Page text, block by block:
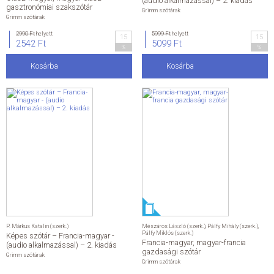
gasztronómiai szakszótár
Grimm szótárak
2990 Fthelyett
2542 Ft
15
Kosárba
Grimm szótárak
5999 Fthelyett
5099 Ft
15
Kosárba
P. Márkus Katalin (szerk.)
Képes szótár – Francia-magyar -
(audio alkalmazással) – 2. kiadás
Grimm szótárak
Mészáros László (szerk.) Pálfy Mihály (szerk.)
Pálfy Miklós (szerk.)
Francia-magyar, magyar-francia
gazdasági szótár
Grimm szótárak